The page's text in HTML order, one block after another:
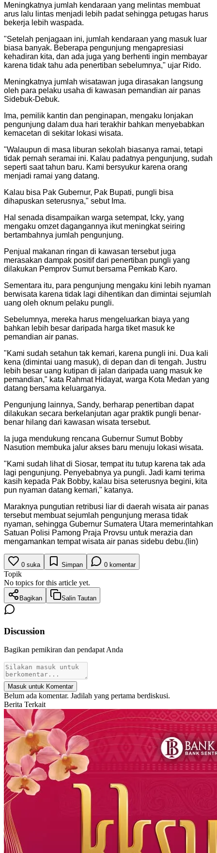
Meningkatnya jumlah kendaraan yang melintas membuat
arus lalu lintas menjadi lebih padat sehingga petugas harus
bekerja lebih waspada.
"Setelah penjagaan ini, jumlah kendaraan yang masuk luar
biasa banyak. Beberapa pengunjung mengapresiasi
kehadiran kita, dan ada juga yang berhenti ingin membayar
karena tidak tahu ada penertiban sebelumnya," ujar Rido.
Meningkatnya jumlah wisatawan juga dirasakan langsung
oleh para pelaku usaha di kawasan pemandian air panas
Sidebuk-Debuk.
Ima, pemilik kantin dan penginapan, mengaku lonjakan
pengunjung dalam dua hari terakhir bahkan menyebabkan
kemacetan di sekitar lokasi wisata.
"Walaupun di masa liburan sekolah biasanya ramai, tetapi
tidak pernah seramai ini. Kalau padatnya pengunjung, sudah
seperti saat tahun baru. Kami bersyukur karena orang
menjadi ramai yang datang.
Kalau bisa Pak Gubernur, Pak Bupati, pungli bisa
dihapuskan seterusnya," sebut Ima.
Hal senada disampaikan warga setempat, Icky, yang
mengaku omzet dagangannya ikut meningkat seiring
bertambahnya jumlah pengunjung.
Penjual makanan ringan di kawasan tersebut juga
merasakan dampak positif dari penertiban pungli yang
dilakukan Pemprov Sumut bersama Pemkab Karo.
Sementara itu, para pengunjung mengaku kini lebih nyaman
berwisata karena tidak lagi dihentikan dan dimintai sejumlah
uang oleh oknum pelaku pungli.
Sebelumnya, mereka harus mengeluarkan biaya yang
bahkan lebih besar daripada harga tiket masuk ke
pemandian air panas.
"Kami sudah setahun tak kemari, karena pungli ini. Dua kali
kena (dimintai uang masuk), di depan dan di tengah. Justru
lebih besar uang kutipan di jalan daripada uang masuk ke
pemandian," kata Rahmat Hidayat, warga Kota Medan yang
datang bersama keluarganya.
Pengunjung lainnya, Sandy, berharap penertiban dapat
dilakukan secara berkelanjutan agar praktik pungli benar-
benar hilang dari kawasan wisata tersebut.
Ia juga mendukung rencana Gubernur Sumut Bobby
Nasution membuka jalur akses baru menuju lokasi wisata.
"Kami sudah lihat di Siosar, tempat itu tutup karena tak ada
lagi pengunjung. Penyebabnya ya pungli. Jadi kami terima
kasih kepada Pak Bobby, kalau bisa seterusnya begini, kita
pun nyaman datang kemari," katanya.
Maraknya pungutian retribusi liar di daerah wisata air panas
tersebut membuat sejumlah pengunjung merasa tidak
nyaman, sehingga Gubernur Sumatera Utara memerintahkan
Satuan Polisi Pamong Praja Provsu untuk merazia dan
mengamankan tempat wisata air panas sidebu debu.(lin)
0 suka Simpan 0 komentar
Topik
No topics for this article yet.
Bagikan Salin Tautan
Discussion
Bagikan pemikiran dan pendapat Anda
Masuk untuk Komentar
Belum ada komentar. Jadilah yang pertama berdiskusi.
Berita Terkait